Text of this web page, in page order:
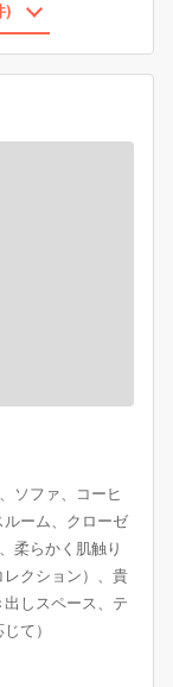
)
ソファ、コーヒ
ーム、クローゼ
柔らかく肌触り
クション）、貴
しスペース、テ
て）